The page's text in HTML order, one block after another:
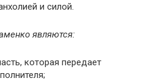
и силой.
являются:
которая передает